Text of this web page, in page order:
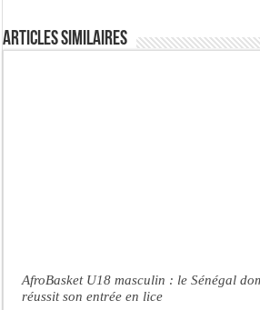
Articles similaires
AfroBasket U18 masculin : le Sénégal
réussit son entrée en lice